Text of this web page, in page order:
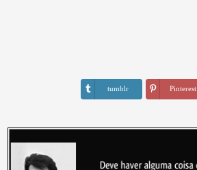
tumblr Pinterest